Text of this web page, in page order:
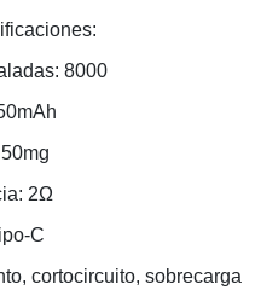
8000
2Ω
C
cortocircuito, sobrecarga